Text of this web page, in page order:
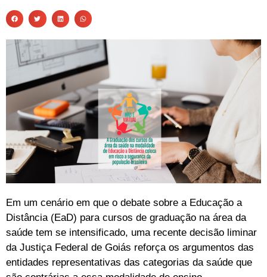
Em um cenário em que o debate sobre a Educação a
Distância (EaD) para cursos de graduação na área da
saúde tem se intensificado, uma recente decisão liminar
da Justiça Federal de Goiás reforça os argumentos das
entidades representativas das categorias da saúde que